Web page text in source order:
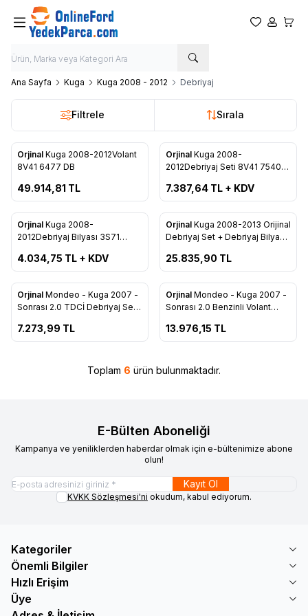
Favorilerim
Hesabım
Ana Sayfa Kuga Kuga 2008 - 2012 Debriyaj
Filtrele Sırala
Favorilere Ekle
Orjinal Kuga 2008-2012Volant
8V41 6477 DB
49.914,81 TL
Favorilere Ekle
Tükendi
Orjinal Kuga 2008-
2012Debriyaj Seti 8V41 7540
7.387,64 TL + KDV
Favorilere Ekle
Orjinal Kuga 2008-
2012Debriyaj Bilyası 3S71
4.034,75 TL + KDV
Favorilere Ekle
Tükendi
Orjinal Kuga 2008-2013 Orijinal
Debriyaj Set + Debriyaj Bilya
AG)
25.835,90 TL
Favorilere Ekle
Orjinal Mondeo - Kuga 2007 -
Sonrası 2.0 TDCİ Debriyaj Seti
7.273,99 TL
Favorilere Ekle
Tükendi
Orjinal Mondeo - Kuga 2007 -
Sonrası 2.0 Benzinli Volant
13.976,15 TL
Toplam 6 ürün bulunmaktadır.
E-Bülten Aboneliği
Kampanya ve yeniliklerden haberdar olmak için e-bültenimize abone
olun!
Kayıt Ol
KVKK Sözleşmesi'ni okudum, kabul ediyorum.
Kategoriler
Önemli Bilgiler
Hızlı Erişim
Üye